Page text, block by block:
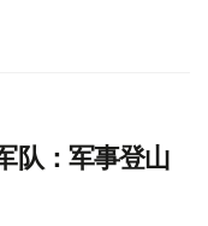
队：军事登山